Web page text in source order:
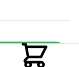
Escribinos
Ecwid de